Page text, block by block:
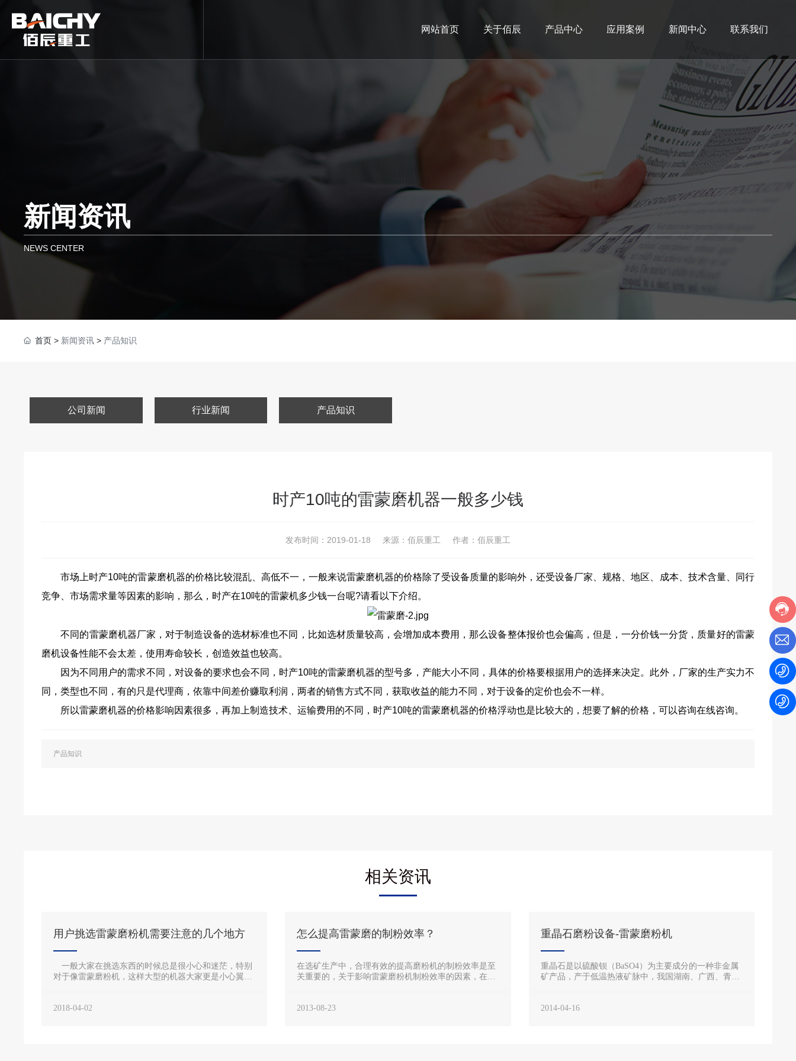
网站首页 关于佰辰 产品中心 应用案例 新闻中心 联系我们
新闻资讯
NEWS CENTER
首页 > 新闻资讯 > 产品知识
公司新闻 行业新闻 产品知识
时产10吨的雷蒙磨机器一般多少钱
发布时间： 2019-01-18 来源：佰辰重工 作者：佰辰重工
市场上时产10吨的雷蒙磨机器的价格比较混乱、高低不一，一般来说雷蒙磨机器的价格除了受设备质量的影响外，还受设备厂家、规格、地区、成本、技术含量、同行
竞争、市场需求量等因素的影响，那么，时产在10吨的雷蒙机多少钱一台呢?请看以下介绍。
不同的雷蒙磨机器厂家，对于制造设备的选材标准也不同，比如选材质量较高，会增加成本费用，那么设备整体报价也会偏高，但是，一分价钱一分货，质量好的雷蒙
磨机设备性能不会太差，使用寿命较长，创造效益也较高。
因为不同用户的需求不同，对设备的要求也会不同，时产10吨的雷蒙磨机器的型号多，产能大小不同，具体的价格要根据用户的选择来决定。此外，厂家的生产实力不
同，类型也不同，有的只是代理商，依靠中间差价赚取利润，两者的销售方式不同，获取收益的能力不同，对于设备的定价也会不一样。
所以雷蒙磨机器的价格影响因素很多，再加上制造技术、运输费用的不同，时产10吨的雷蒙磨机器的价格浮动也是比较大的，想要了解的价格，可以咨询在线咨询。
产品知识
相关资讯
用户挑选雷蒙磨粉机需要注意的几个地方
一般大家在挑选东西的时候总是很小心和迷茫，特别
对于像雷蒙磨粉机，这样大型的机器大家更是小心翼
磨粉机的时候要考虑方方面面的因素，而不要只看外
2018-04-02
怎么提高雷蒙磨的制粉效率？
在选矿生产中，合理有效的提高磨粉机的制粉效率是至
关重要的，关于影响雷蒙磨粉机制粉效率的因素，在前
2013-08-23
重晶石磨粉设备-雷蒙磨粉机
重晶石是以硫酸钡（BaSO4）为主要成分的一种非金属
矿产品，产于低温热液矿脉中，我国湖南、广西、青
2014-04-16